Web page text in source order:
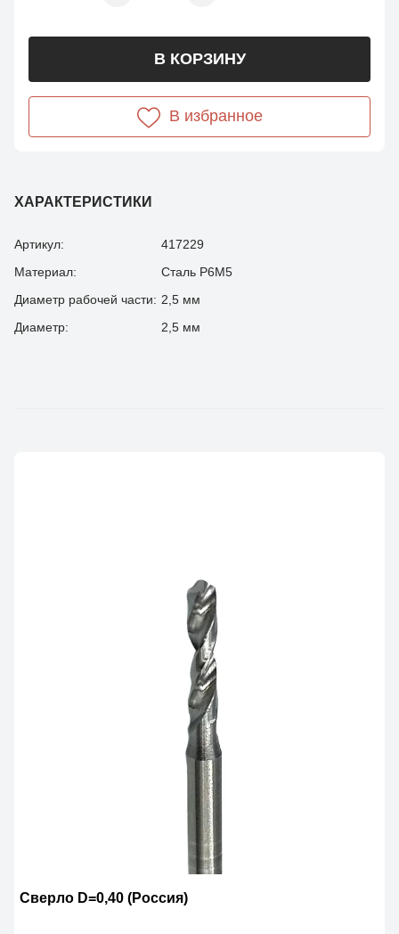
ХАРАКТЕРИСТИКИ
Артикул:
417229
Материал:
Сталь Р6М5
Диаметр рабочей части: 2,5 мм
Диаметр:
2,5 мм
В КОРЗИНУ
В избранное
Сверло D=0,40 (Россия)